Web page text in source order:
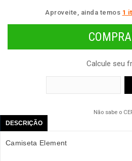
Aproveite, ainda temos 1
Calcule seu
Não sabe o
DESCRIÇÃO
Camiseta Element